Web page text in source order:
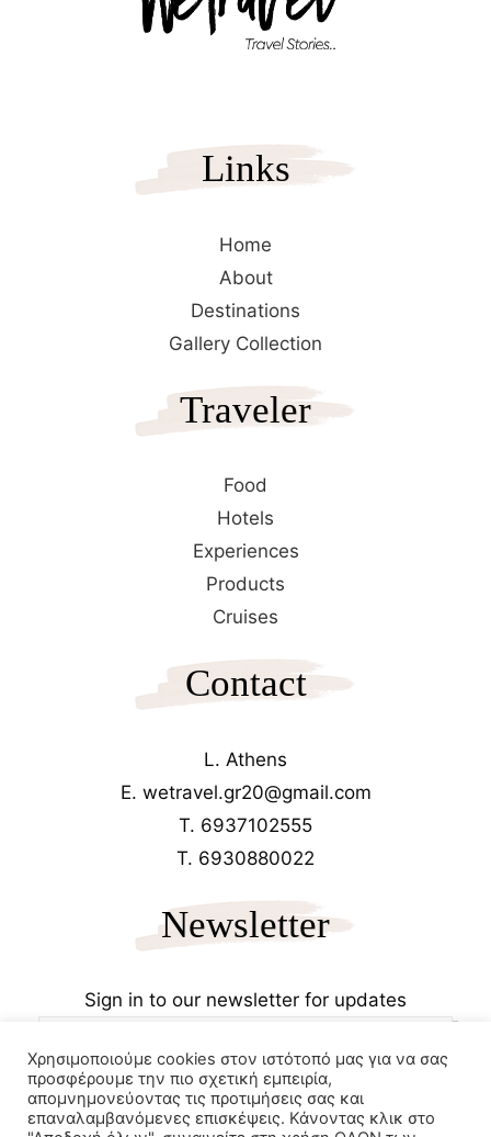
Links
Home
About
Destinations
Gallery Collection
Traveler
Food
Hotels
Experiences
Products
Cruises
Contact
L. Athens
E. wetravel.gr20@gmail.com
T. 6937102555
T. 6930880022
Newsletter
Sign in to our newsletter for updates
Χρησιμοποιούμε cookies στον ιστότοπό μας για να σας
προσφέρουμε την πιο σχετική εμπειρία,
απομνημονεύοντας τις προτιμήσεις σας και
επαναλαμβανόμενες επισκέψεις. Κάνοντας κλικ στο